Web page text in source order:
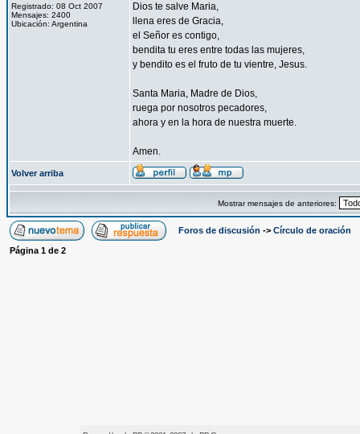
Registrado: 08 Oct 2007
Mensajes: 2400
Ubicación: Argentina
Dios te salve Maria,
llena eres de Gracia,
el Señor es contigo,
bendita tu eres entre todas las mujeres,
y bendito es el fruto de tu vientre, Jesus.
Santa Maria, Madre de Dios,
ruega por nosotros pecadores,
ahora y en la hora de nuestra muerte.
Amen.
Volver arriba
Mostrar mensajes de anteriores:
Foros de discusión -> Círculo de oración
Página 1 de 2